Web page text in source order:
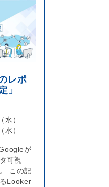
レポ
」
）
）
が
可視
この記
Looker